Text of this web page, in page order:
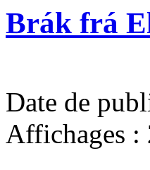
Brák frá
Date de
Affichages :